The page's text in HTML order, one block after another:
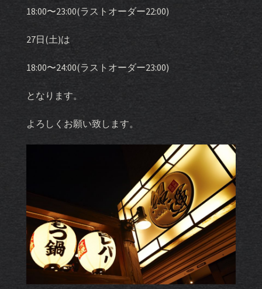
18:00〜23:00(ラストオーダー22:00)
27日(土)は
18:00〜24:00(ラストオーダー23:00)
となります。
よろしくお願い致します。